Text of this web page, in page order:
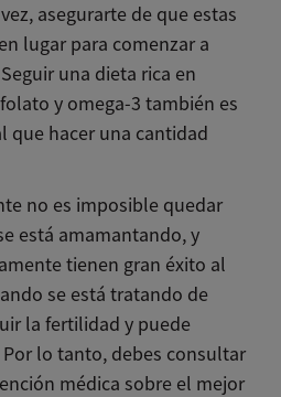
asegurarte de que estas
lugar para comenzar a
una dieta rica en
y omega-3 también es
que hacer una cantidad
no es imposible quedar
está amamantando, y
tienen gran éxito al
se está tratando de
la fertilidad y puede
lo tanto, debes consultar
médica sobre el mejor